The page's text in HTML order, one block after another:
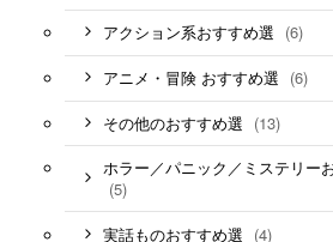
アクション系おすすめ選 (6)
アニメ・冒険 おすすめ選 (6)
その他のおすすめ選 (13)
ホラー／パニック／ミステリー
(5)
実話ものおすすめ選 (4)